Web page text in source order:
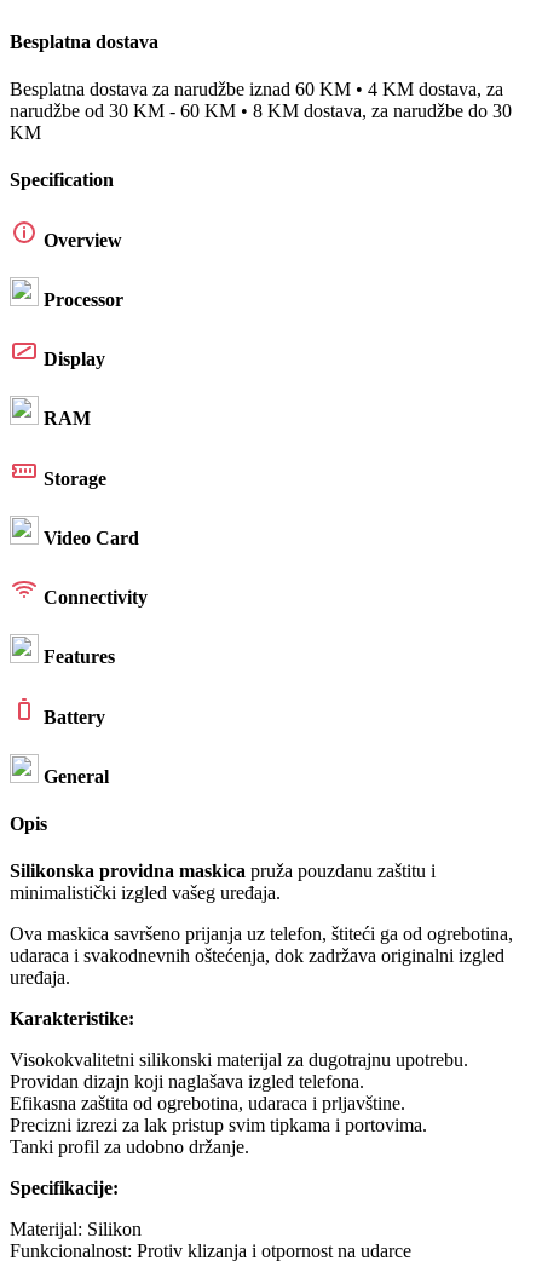
Besplatna dostava
Besplatna dostava za narudžbe iznad 60 KM • 4 KM dostava, za
narudžbe od 30 KM - 60 KM • 8 KM dostava, za narudžbe do 30
KM
Specification
Overview
Processor
Display
RAM
Storage
Video Card
Connectivity
Features
Battery
General
Opis
Silikonska providna maskica pruža pouzdanu zaštitu i
minimalistički izgled vašeg uređaja.
Ova maskica savršeno prijanja uz telefon, štiteći ga od ogrebotina,
udaraca i svakodnevnih oštećenja, dok zadržava originalni izgled
uređaja.
Karakteristike:
Visokokvalitetni silikonski materijal za dugotrajnu upotrebu.
Providan dizajn koji naglašava izgled telefona.
Efikasna zaštita od ogrebotina, udaraca i prljavštine.
Precizni izrezi za lak pristup svim tipkama i portovima.
Tanki profil za udobno držanje.
Specifikacije:
Materijal: Silikon
Funkcionalnost: Protiv klizanja i otpornost na udarce